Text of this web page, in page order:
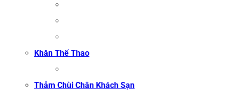
Khăn Thể Thao
Thảm Chùi Chân Khách Sạn